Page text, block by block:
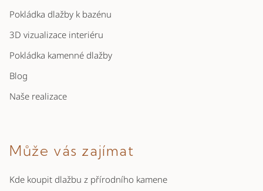
Pokládka dlažby k bazénu
3D vizualizace interiéru
Pokládka kamenné dlažby
Blog
Naše realizace
Může vás zajímat
Kde koupit dlažbu z přírodního kamene